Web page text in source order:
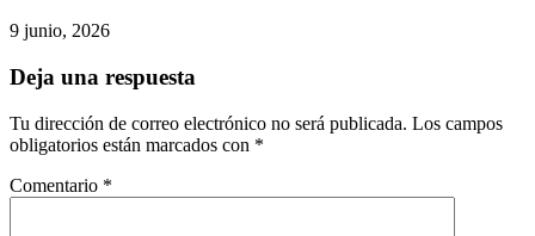
9 junio, 2026
Deja una respuesta
Tu dirección de correo electrónico no será publicada. Los campos
obligatorios están marcados con *
Comentario *